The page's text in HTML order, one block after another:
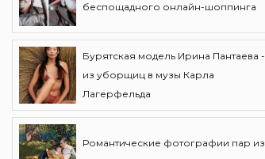
беспощадного онлайн-шоппинга
Бурятская модель Ирина Пантаева -
из уборщиц в музы Карла
Лагерфельда
Романтические фотографии пар из